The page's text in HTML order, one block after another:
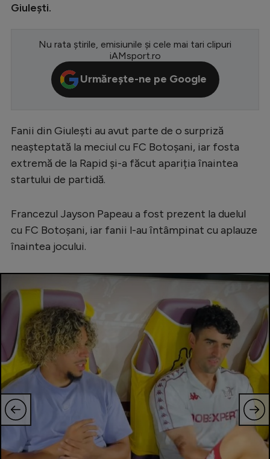
CM 2026
Premier League
Serie A
Bundesliga
Ligue 1
Starurile fotbalului
EURO 2024
Tenis
Handbal
Gimnastică
Giulești.
Nu rata știrile, emisiunile și cele mai tari clipuri
iAMsport.ro
Urmărește-ne pe Google
Fanii din Giulești au avut parte de o surpriză
neașteptată la meciul cu FC Botoșani, iar fosta
extremă de la Rapid și-a făcut apariția înaintea
startului de partidă.
Francezul Jayson Papeau a fost prezent la duelul
cu FC Botoșani, iar fanii l-au întâmpinat cu aplauze
înaintea jocului.